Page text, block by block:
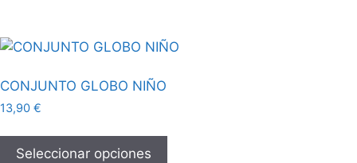
CONJUNTO GLOBO NIÑO
13,90 €
Seleccionar opciones